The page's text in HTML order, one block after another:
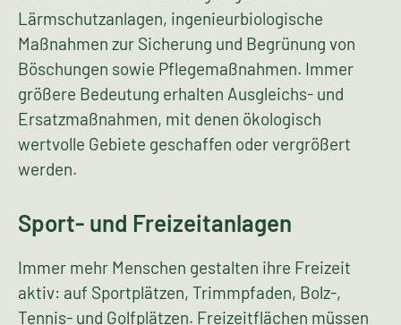
Grüne Verkehrsanlagen
Bei Neubau und Umgestaltung von Straßen,
Bahnlinien, Kanälen, Flugplätzen und anderen
Verkehrsanlagen werden Landschafts- und
Naturschutz wieder stärker berücksichtigt. In
vielen Gebieten sind die Verkehrsrandstreifen die
vorzufinden ist. Zu den landschaftsgärtnerischen
Arbeiten an Verkehrsanlagen gehören auch
Lärmschutzanlagen, ingenieurbiologische
Maßnahmen zur Sicherung und Begrünung von
Böschungen sowie Pflegemaßnahmen. Immer